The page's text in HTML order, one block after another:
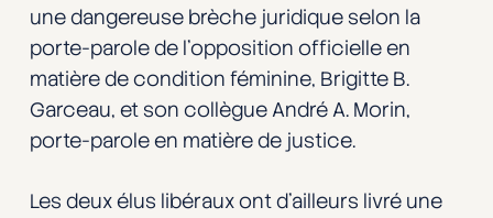
une dangereuse brèche juridique selon la
porte-parole de l’opposition officielle en
matière de condition féminine, Brigitte B.
Garceau, et son collègue André A. Morin,
porte-parole en matière de justice.
Les deux élus libéraux ont d’ailleurs livré une